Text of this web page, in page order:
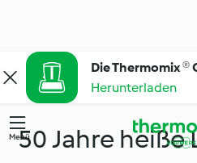
Die Thermomix ®
Herunterladen
Menü50 Jahre heiße